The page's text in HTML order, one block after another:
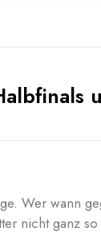
Wer wann
nicht ganz